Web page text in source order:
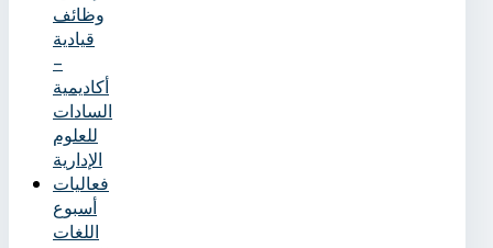
وظائف
قيادية
–
أكاديمية
السادات
للعلوم
الإدارية
فعاليات
أسبوع
اللغات